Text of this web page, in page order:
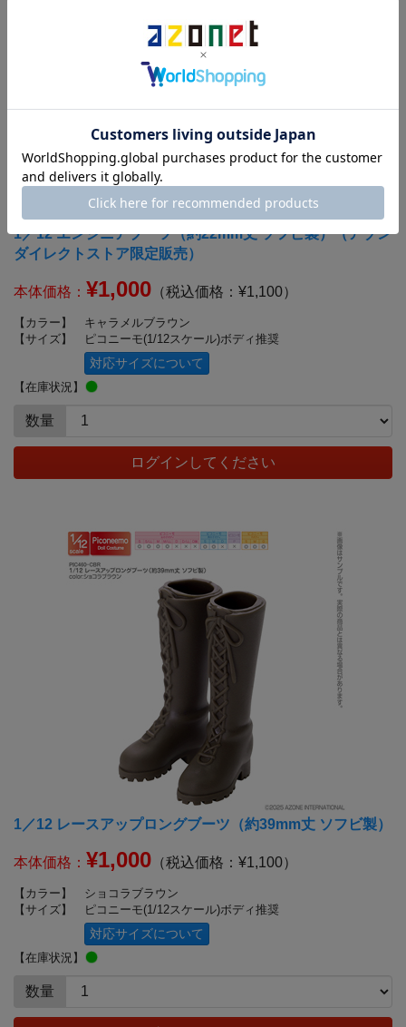
1／12 エンジニアブーツ（約22mm丈 ソフビ製）（アゾン
ダイレクトストア限定販売）
本体価格： ¥1,000 （税込価格：¥1,100）
【カラー】
キャラメルブラウン
【サイズ】
ピコニーモ(1/12スケール)ボディ推奨
対応サイズについて
【在庫状況】
数量
ログインしてください
1／12 レースアップロングブーツ（約39mm丈 ソフビ製）
本体価格： ¥1,000 （税込価格：¥1,100）
【カラー】
ショコラブラウン
【サイズ】
ピコニーモ(1/12スケール)ボディ推奨
対応サイズについて
【在庫状況】
数量